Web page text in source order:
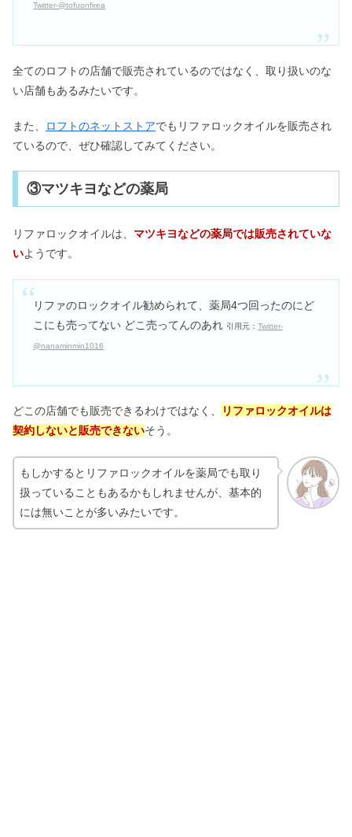
Twitter-@tofuonfirea
全てのロフトの店舗で販売されているのではなく、取り扱いのな
い店舗もあるみたいです。
また、 ロフトのネットストアでもリファロックオイルを販売され
ているので、ぜひ確認してみてください。
③マツキヨなどの薬局
リファロックオイルは、 マツキヨなどの薬局では販売されていな
いようです。
リファのロックオイル勧められて、薬局4つ回ったのにど
こにも売ってない どこ売ってんのあれ 引用元：Twitter-
@nanaminmin1016
どこの店舗でも販売できるわけではなく、
リファロックオイルは
契約しないと販売できないそう。
もしかするとリファロックオイルを薬局でも取り
扱っていることもあるかもしれませんが、基本的
には無いことが多いみたいです。